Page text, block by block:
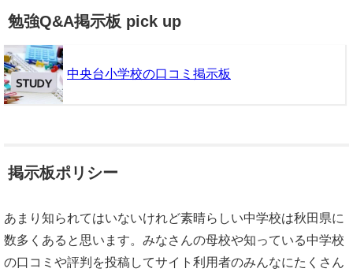
勉強Q&A掲示板 pick up
中央台小学校の口コミ掲示板
掲示板ポリシー
あまり知られてはいないけれど素晴らしい中学校は秋田県に
数多くあると思います。みなさんの母校や知っている中学校
の口コミや評判を投稿してサイト利用者のみんなにたくさん